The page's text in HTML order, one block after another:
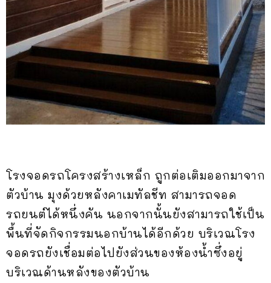
โรงจอดรถโครงสร้างเหล็ก ถูกต่อเติมออกมาจาก
ตัวบ้าน มุงด้วยหลังคาเมทัลชีท สามารถจอด
รถยนต์ได้หนึ่งคัน นอกจากนั้นยังสามารถใช้เป็น
พื้นที่จัดกิจกรรมนอกบ้านได้อีกด้วย บริเวณโรง
จอดรถยังเชื่อมต่อไปยังส่วนของห้องน้ำซึ่งอยู่
บริเวณด้านหลังของตัวบ้าน